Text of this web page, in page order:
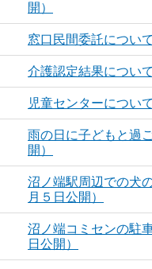
開）
窓口民間委託につい
介護認定結果につい
児童センターについ
雨の日に子どもと過
開）
沼ノ端駅周辺での犬
月５日公開）
沼ノ端コミセンの駐
日公開）